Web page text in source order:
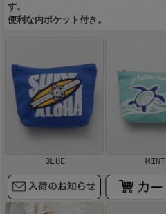
す。
便利な内ポケット付き。
BLUE MINT